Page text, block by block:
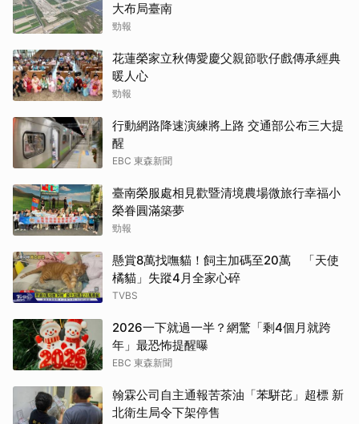
大布局臺南
勁報
花蓮榮家立秋傳愛慶父親節歌仔戲傳承經典
暖人心
勁報
行動網路降速演練將上路 交通部公布三大提
醒
EBC 東森新聞
臺南榮服處相見歡暨清境農場微旅行幸福小
榮眷圓滿築夢
勁報
懸賞8萬找嘸貓！飼主加碼至20萬 「天使
橘貓」失蹤4月全家心碎
TVBS
2026一下就過一半？網驚「剩4個月就跨
年」最恐怖提醒曝
EBC 東森新聞
翰霖公司自主通報苦茶油「苯駢芘」超標 新
北衛生局令下架停售